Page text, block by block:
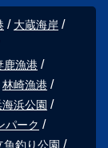
大蔵海岸
鹿漁港
林崎漁港
浜公園
パーク
魚釣り公園